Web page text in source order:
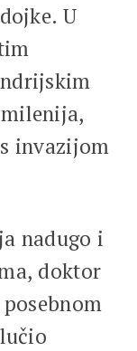
U
invazijom
nadugo i
doktor